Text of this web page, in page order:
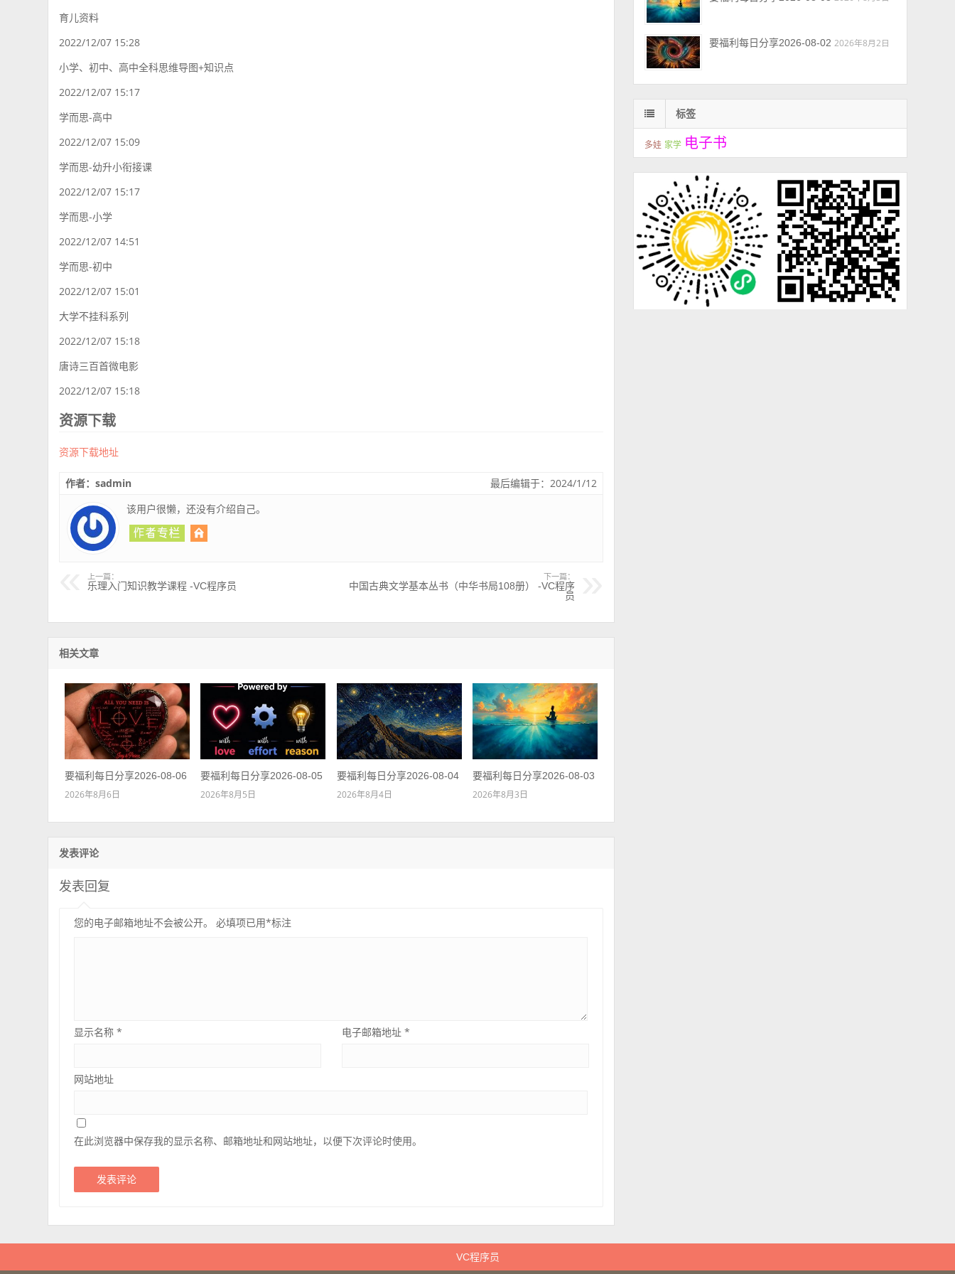
育儿资料
2022/12/07 15:28
小学、初中、高中全科思维导图+知识点
2022/12/07 15:17
学而思-高中
2022/12/07 15:09
学而思-幼升小衔接课
2022/12/07 15:17
学而思-小学
2022/12/07 14:51
学而思-初中
2022/12/07 15:01
大学不挂科系列
2022/12/07 15:18
唐诗三百首微电影
2022/12/07 15:18
资源下载
资源下载地址
最后编辑于：2024/1/12
作者：sadmin
该用户很懒，还没有介绍自己。
上一篇：
乐理入门知识教学课程 -VC程序员
下一篇：
中国古典文学基本丛书（中华书局108册） -VC程序
员
相关文章
要福利每日分享2026-08-06
2026年8月6日
要福利每日分享2026-08-05
2026年8月5日
要福利每日分享2026-08-04
2026年8月4日
要福利每日分享2026-08-03
2026年8月3日
发表评论
发表回复
您的电子邮箱地址不会被公开。 必填项已用*标注
显示名称* 电子邮箱地址 *
网站地址
在此浏览器中保存我的显示名称、邮箱地址和网站地址，以便下次评论时使用。
要福利每日分享2026-08-02 2026年8月2日
标签
多娃 家学 电子书
VC程序员